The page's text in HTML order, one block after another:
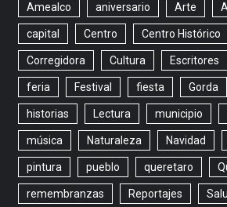
Amealco aniversario Arte
capital Centro Centro Histórico
Corregidora Cultura Escritores
feria Festival fiesta Gorda
historias Lectura municipio
música Naturaleza Navidad
pintura pueblo queretaro
remembranzas Reportajes